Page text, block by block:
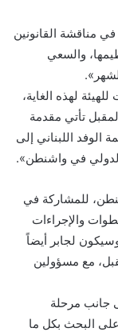
مناقشة القانونين
والسعي
لهذه الغاية،
تأتي مقدمة
الوفد اللبناني إلى
الدولي في واشنطن».
للمشاركة في
والإجراءات
وسيكون لجابر أيضاً
مع مسؤولين
جانب مرحلة
البحث بكل ما